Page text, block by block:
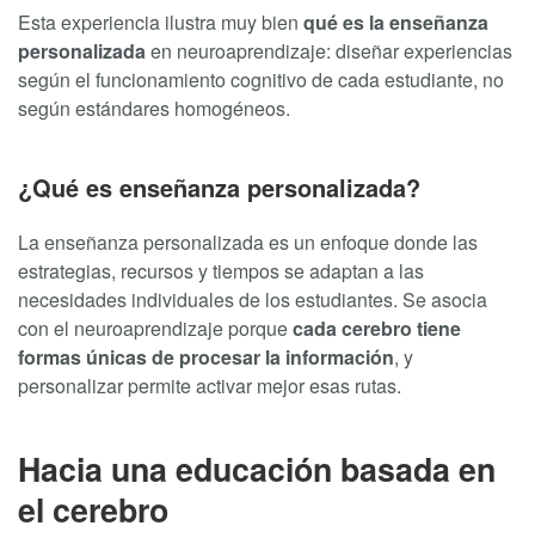
Esta experiencia ilustra muy bien qué es la enseñanza
personalizadaen neuroaprendizaje: diseñar experiencias
según el funcionamiento cognitivo de cada estudiante, no
según estándares homogéneos.
¿Qué es enseñanza personalizada?
La enseñanza personalizada es un enfoque donde las
estrategias, recursos y tiempos se adaptan a las
necesidades individuales de los estudiantes. Se asocia
con el neuroaprendizaje porquecada cerebro tiene
formas únicas de procesar la información, y
personalizar permite activar mejor esas rutas.
Hacia una educación basada en
el cerebro